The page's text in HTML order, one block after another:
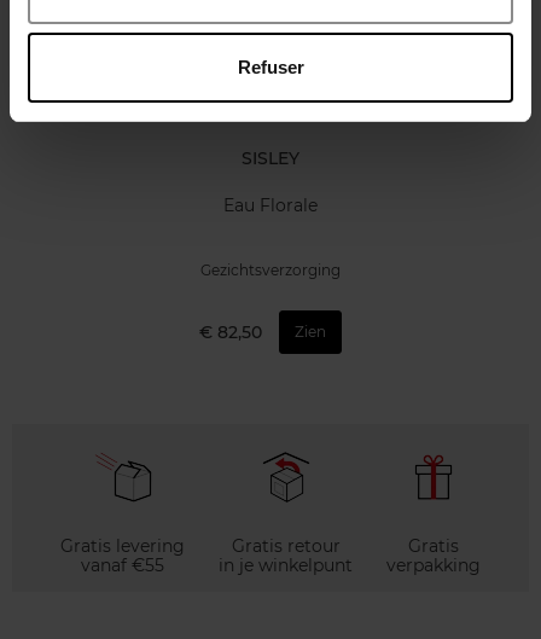
Refuser
SISLEY
Eau Florale
Gezichtsverzorging
€ 82,50 Zien
Gratis levering
vanaf €55
Gratis retour
in je winkelpunt
Gratis
verpakking